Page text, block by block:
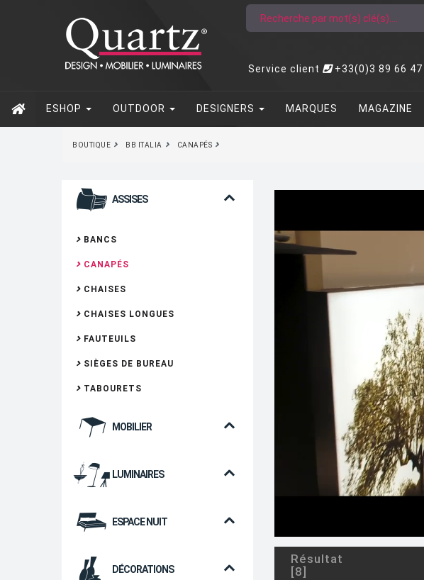
Service client +33(0)3 89 66 47
ESHOP OUTDOOR DESIGNERS MARQUES MAGAZINE
BOUTIQUE BB ITALIA CANAPÉS
ASSISES
BANCS
CANAPÉS
CHAISES
CHAISES LONGUES
FAUTEUILS
SIÈGES DE BUREAU
TABOURETS
MOBILIER
LUMINAIRES
ESPACE NUIT
DÉCORATIONS
Résultat
[8]